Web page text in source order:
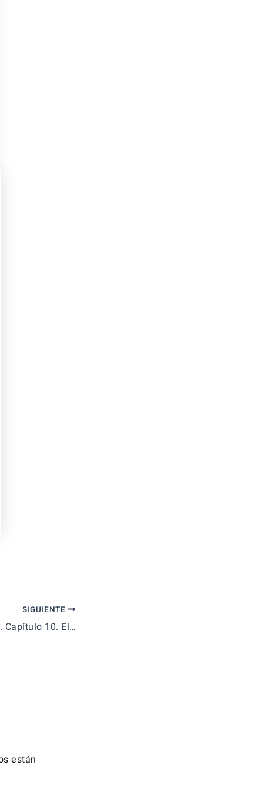
SIGUIENTE
Vídeos didácticos. Capítulo 10. El dinero, la inflación y el tipo de interés.
están